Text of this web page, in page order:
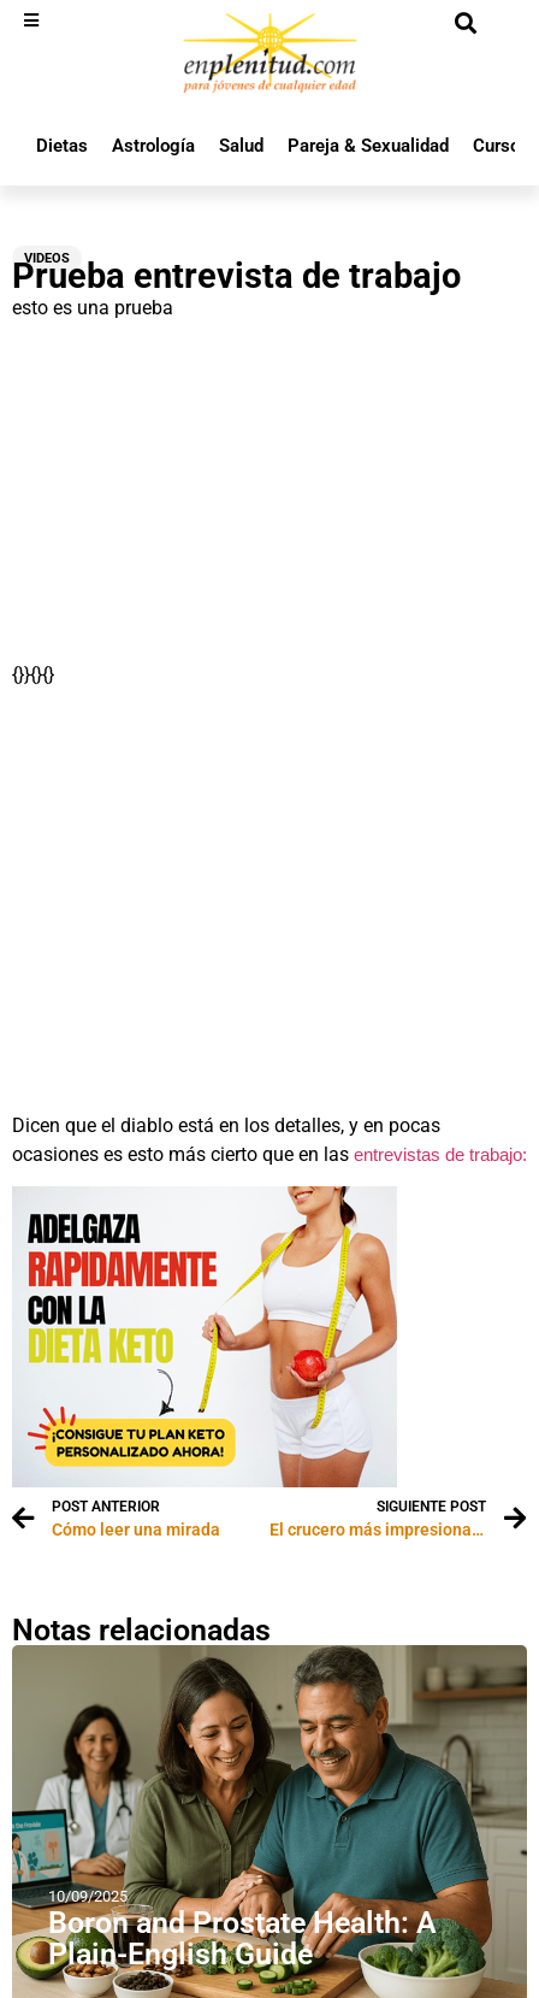
Dietas Astrología Salud Pareja & Sexualidad Cursos
VIDEOS
Prueba entrevista de trabajo
esto es una prueba
{}}{}{}
Dicen que el diablo está en los detalles, y en pocas
ocasiones es esto más cierto que en las entrevistas de trabajo:
POST ANTERIOR
Cómo leer una mirada
SIGUIENTE POST
El crucero más impresionanto del mundo
Notas relacionadas
10/09/2025
Boron and Prostate Health: A
Plain-English Guide